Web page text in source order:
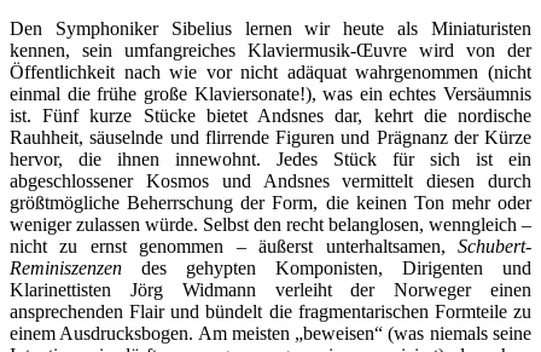
Den Symphoniker Sibelius lernen wir heute als Miniaturisten
kennen, sein umfangreiches Klaviermusik-Œuvre wird von der
Öffentlichkeit nach wie vor nicht adäquat wahrgenommen (nicht
einmal die frühe große Klaviersonate!), was ein echtes Versäumnis
ist. Fünf kurze Stücke bietet Andsnes dar, kehrt die nordische
Rauhheit, säuselnde und flirrende Figuren und Prägnanz der Kürze
hervor, die ihnen innewohnt. Jedes Stück für sich ist ein
abgeschlossener Kosmos und Andsnes vermittelt diesen durch
größtmögliche Beherrschung der Form, die keinen Ton mehr oder
weniger zulassen würde. Selbst den recht belanglosen, wenngleich –
nicht zu ernst genommen – äußerst unterhaltsamen, Schubert-
Reminiszenzen des gehypten Komponisten, Dirigenten und
Klarinettisten Jörg Widmann verleiht der Norweger einen
ansprechenden Flair und bündelt die fragmentarischen Formteile zu
einem Ausdrucksbogen. Am meisten „beweisen“ (was niemals seine